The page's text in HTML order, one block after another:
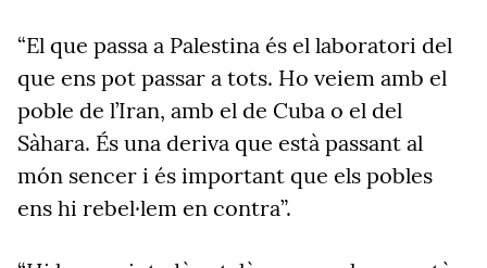
“El que passa a Palestina és el laboratori del
que ens pot passar a tots. Ho veiem amb el
poble de l’Iran, amb el de Cuba o el del
Sàhara. És una deriva que està passant al
món sencer i és important que els pobles
ens hi rebel·lem en contra”.